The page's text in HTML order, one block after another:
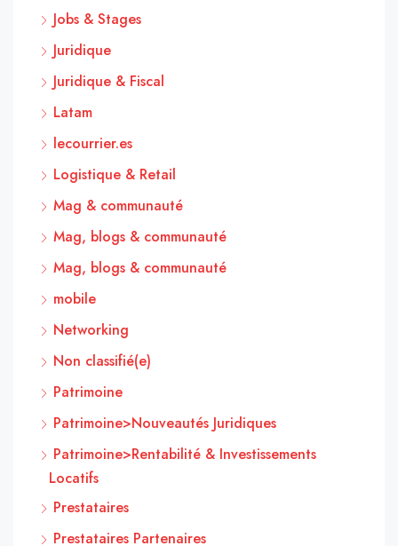
Jobs & Stages
Juridique
Juridique & Fiscal
Latam
lecourrier.es
Logistique & Retail
Mag & communauté
Mag, blogs & communauté
Mag, blogs & communauté
mobile
Networking
Non classifié(e)
Patrimoine
Patrimoine>Nouveautés Juridiques
Patrimoine>Rentabilité & Investissements
Locatifs
Prestataires
Prestataires Partenaires